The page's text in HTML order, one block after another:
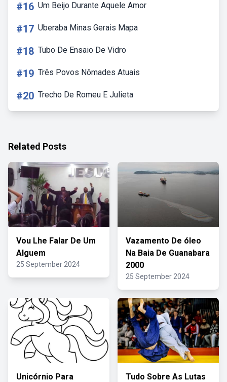
#16 Um Beijo Durante Aquele Amor
#17 Uberaba Minas Gerais Mapa
#18 Tubo De Ensaio De Vidro
#19 Três Povos Nômades Atuais
#20 Trecho De Romeu E Julieta
Related Posts
Vou Lhe Falar De Um
Alguem
25 September 2024
Vazamento De óleo
Na Baia De Guanabara
2000
25 September 2024
Unicórnio Para Tudo Sobre As Lutas